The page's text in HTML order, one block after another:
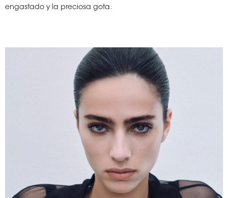
engastado y la preciosa gota.